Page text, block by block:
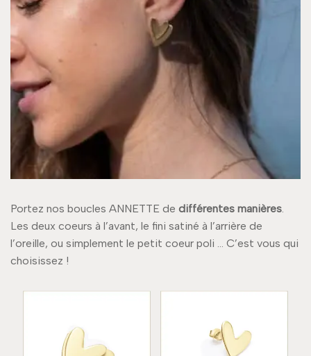
Portez nos boucles ANNETTE de différentes manières
Les deux coeurs à l’avant, le fini satiné à l’arrière de
l’oreille, ou simplement le petit coeur poli … C’est vous qui
choisissez !